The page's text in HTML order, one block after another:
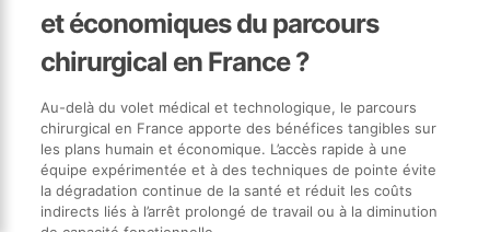
et économiques du parcours
chirurgical en France ?
Au-delà du volet médical et technologique, le parcours
chirurgical en France apporte des bénéfices tangibles sur
les plans humain et économique. L’accès rapide à une
équipe expérimentée et à des techniques de pointe évite
la dégradation continue de la santé et réduit les coûts
indirects liés à l’arrêt prolongé de travail ou à la diminution